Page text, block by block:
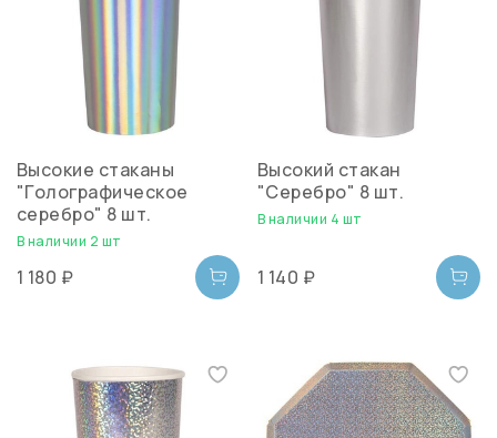
Высокие стаканы
"Голографическое
серебро" 8 шт.
В наличии 2 шт
1 180 ₽
Высокий стакан
"Серебро" 8 шт.
В наличии 4 шт
1 140 ₽